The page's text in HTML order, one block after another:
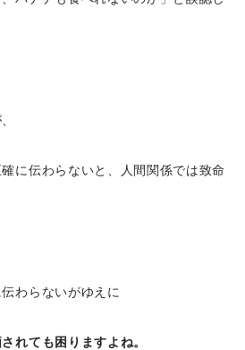
に伝わらないと、人間関係では致命
わらないがゆえに
れても困りますよね。